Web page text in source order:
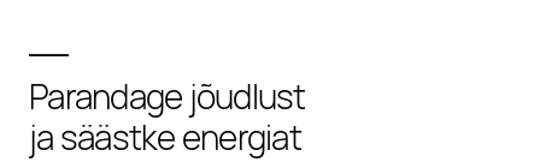
Parandage jõudlust
ja säästke energiat